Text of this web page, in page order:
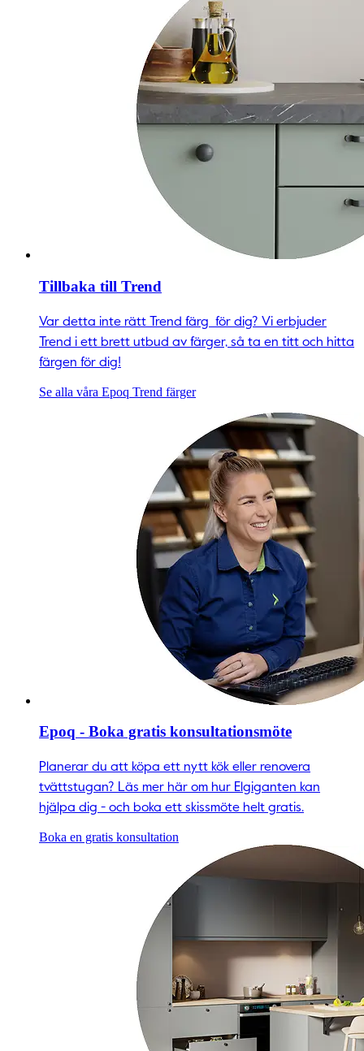
Tillbaka till Trend
Var detta inte rätt Trend färg för dig? Vi erbjuder
Trend i ett brett utbud av färger, så ta en titt och hitta
färgen för dig!
Se alla våra Epoq Trend färger
Epoq - Boka gratis konsultationsmöte
Planerar du att köpa ett nytt kök eller renovera
tvättstugan? Läs mer här om hur Elgiganten kan
hjälpa dig - och boka ett skissmöte helt gratis.
Boka en gratis konsultation